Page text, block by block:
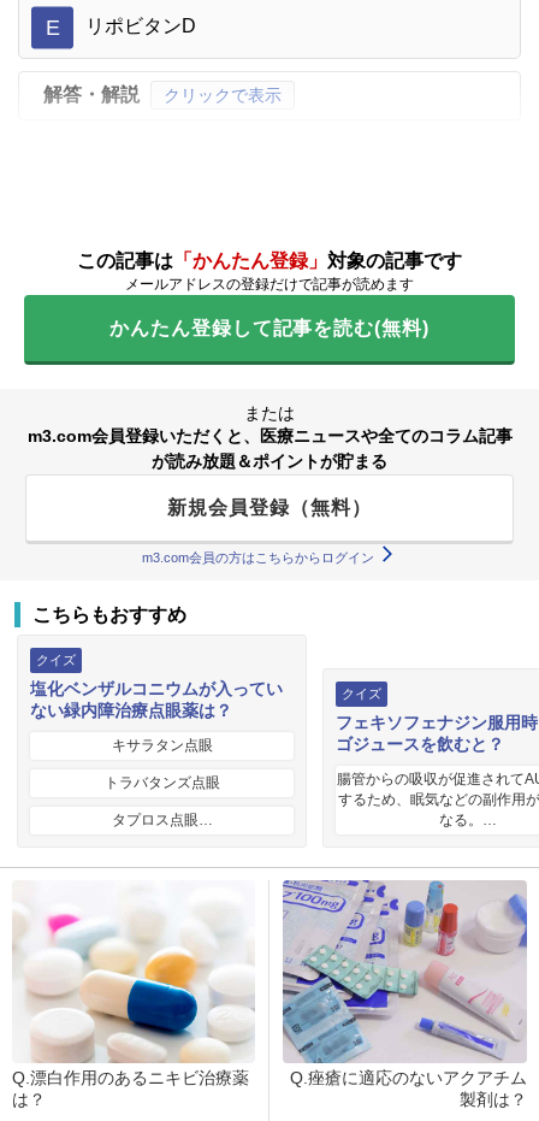
E リポビタンD
解答・解説 クリックで表示
この記事は 「かんたん登録」 対象の記事です
メールアドレスの登録だけで記事が読めます
かんたん登録して記事を読む(無料)
または
m3.com会員登録いただくと、医療ニュースや全てのコラム記事
が読み放題＆ポイントが貯まる
新規会員登録（無料）
m3.com会員の方はこちらからログイン
こちらもおすすめ
クイズ
塩化ベンザルコニウムが入ってい
ない緑内障治療点眼薬は？
キサラタン点眼
トラバタンズ点眼
タプロス点眼…
クイズ
フェキソフェナジン服用
ゴジュースを飲むと？
腸管からの吸収が促進されて
するため、眠気などの副作用
なる。…
Q.漂白作用のあるニキビ治療薬
は？
Q.痤瘡に適応のないアクアチム
製剤は？